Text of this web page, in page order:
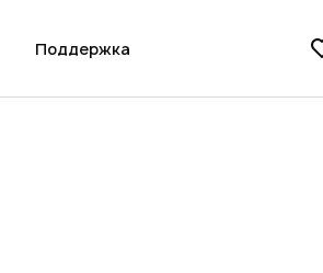
Поддержка